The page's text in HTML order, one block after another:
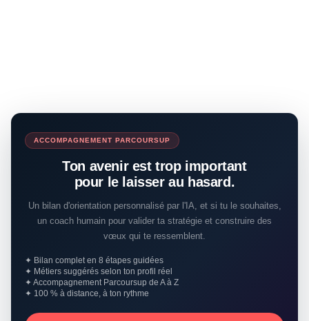
ACCOMPAGNEMENT PARCOURSUP
Ton avenir est trop important
pour le laisser au hasard.
Un bilan d'orientation personnalisé par l'IA, et si tu le souhaites,
un coach humain pour valider ta stratégie et construire des
vœux qui te ressemblent.
✦ Bilan complet en 8 étapes guidées
✦ Métiers suggérés selon ton profil réel
✦ Accompagnement Parcoursup de A à Z
✦ 100 % à distance, à ton rythme